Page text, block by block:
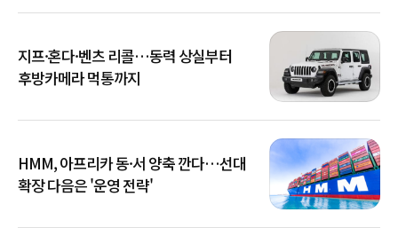
지프·혼다·벤츠 리콜…동력 상실부터
후방카메라 먹통까지
HMM, 아프리카 동·서 양축 깐다…선대
확장 다음은 '운영 전략'